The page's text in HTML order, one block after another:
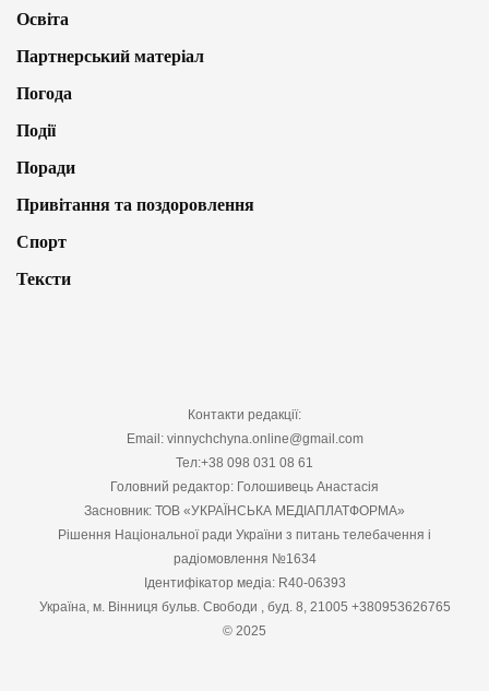
Освіта
Партнерський матеріал
Погода
Події
Поради
Привітання та поздоровлення
Спорт
Тексти
Контакти редакції:
Email: vinnychchyna.online@gmail.com
Тел:+38 098 031 08 61
Головний редактор: Голошивець Анастасія
Засновник: ТОВ «УКРАЇНСЬКА МЕДІАПЛАТФОРМА»
Рішення Національної ради України з питань телебачення і
радіомовлення №1634
Ідентифікатор медіа: R40-06393
Україна, м. Вінниця бульв. Свободи , буд. 8, 21005 +380953626765
© 2025